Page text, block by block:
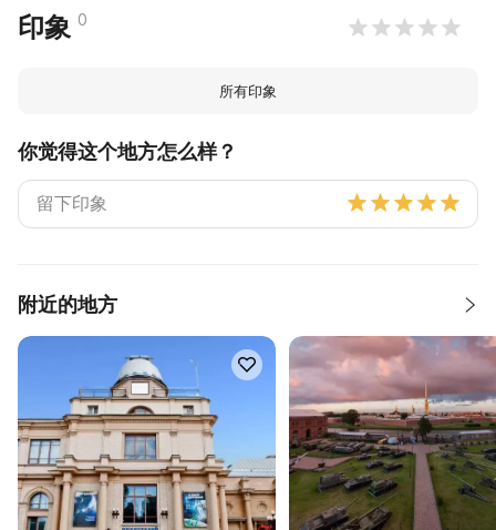
印象 0
所有印象
你觉得这个地方怎么样？
附近的地方